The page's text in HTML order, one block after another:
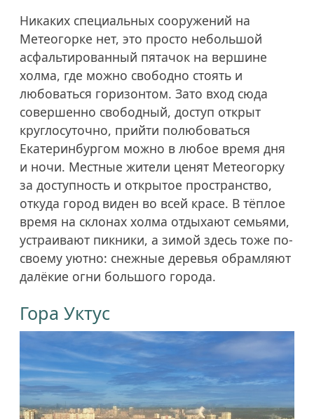
Никаких специальных сооружений на
Метеогорке нет, это просто небольшой
асфальтированный пятачок на вершине
холма, где можно свободно стоять и
любоваться горизонтом. Зато вход сюда
совершенно свободный, доступ открыт
круглосуточно, прийти полюбоваться
Екатеринбургом можно в любое время дня
и ночи. Местные жители ценят Метеогорку
за доступность и открытое пространство,
откуда город виден во всей красе. В тёплое
время на склонах холма отдыхают семьями,
устраивают пикники, а зимой здесь тоже по-
своему уютно: снежные деревья обрамляют
далёкие огни большого города.
Гора Уктус